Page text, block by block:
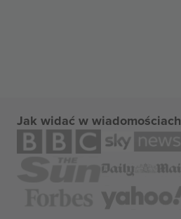
Jak widać w wiadomościach